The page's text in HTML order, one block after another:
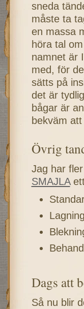
sneda
måste ta
en massa
höra tal
namnet är
med, för
sätts på
det är
bågar är
bekväm
Övrig
Jag har
SMAJLAett
Dags att
Så nu blir